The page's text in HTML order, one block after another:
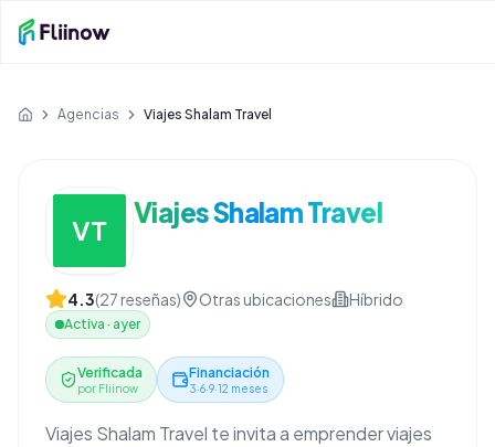
Inicio Agencias Viajes Shalam Travel
Viajes Shalam Travel
4.3(27reseñas) Otras ubicaciones Híbrido
Activa · ayer
Verificada
por Fliinow
Financiación
3·6·9·12 meses
Viajes Shalam Travel te invita a emprender viajes